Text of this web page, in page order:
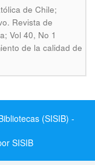
de Chile;
Revista de
Vol 40, No 1
de la calidad de
(SISIB) -
SISIB